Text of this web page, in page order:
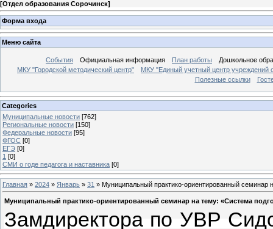
[Отдел образования Сорочинск]
Форма входа
Меню сайта
События Официальная информация План работы
Дошкольное
МКУ "Городской методический центр"
МКУ "Единый учетный центр учреждений
Полезные ссылки
Categories
Муниципальные новости [762]
Региональные новости [150]
Федеральные новости [95]
ФГОС [0]
ЕГЭ [0]
1 [0]
СМИ о годе педагога и наставника [0]
Главная » 2024 » Январь » 31 » Муниципальный практико-ориентированный семинар
Муниципальный практико-ориентированный семинар на тему: «Система
Замдиректора по УВР